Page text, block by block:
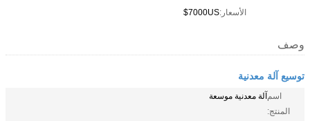
الأسعار:7000US$
وصف
توسيع آلة معدنية
اسم
المنتج:
آلة معدنية موسعة